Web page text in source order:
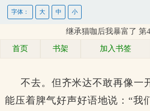
字体： 大 中 小
继承猫咖后我暴富了 第
首页 书架 加入书签
不去。但齐米达不敢再像一
能压着脾气好声好语地说：“我